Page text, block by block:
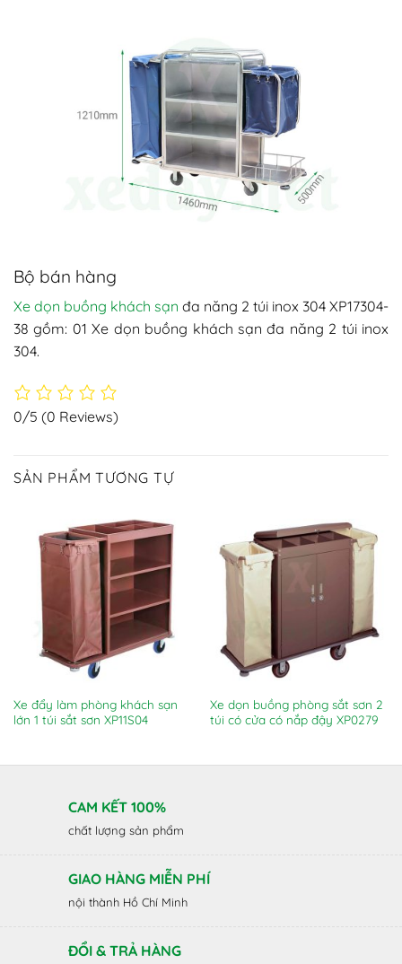
Bộ bán hàng
Xe dọn buồng khách sạn đa năng 2 túi inox 304 XP17304-
38 gồm: 01 Xe dọn buồng khách sạn đa năng 2 túi inox
304.
0/5 (0 Reviews)
SẢN PHẨM TƯƠNG TỰ
Xe đẩy làm phòng khách sạn
lớn 1 túi sắt sơn XP11S04
Xe dọn buồng phòng sắt sơn 2
túi có cửa có nắp đậy XP0279
CAM KẾT 100%
chất lượng sản phẩm
GIAO HÀNG MIỄN PHÍ
nội thành Hồ Chí Minh
ĐỔI & TRẢ HÀNG